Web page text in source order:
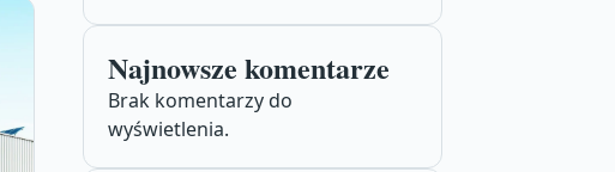
Najnowsze komentarze
Brak komentarzy do
wyświetlenia.